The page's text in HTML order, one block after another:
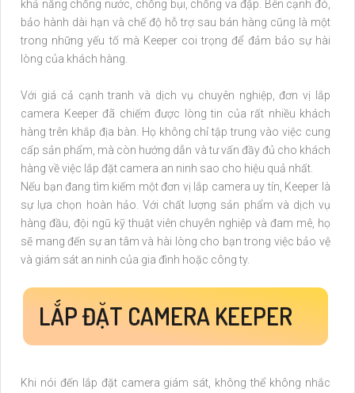
khả năng chống nước, chống bụi, chống va đập. Bên cạnh đó,
bảo hành dài hạn và chế độ hỗ trợ sau bán hàng cũng là một
trong những yếu tố mà Keeper coi trọng để đảm bảo sự hài
lòng của khách hàng.
Với giá cả cạnh tranh và dịch vụ chuyên nghiệp, đơn vị lắp
camera Keeper đã chiếm được lòng tin của rất nhiều khách
hàng trên khắp địa bàn. Họ không chỉ tập trung vào việc cung
cấp sản phẩm, mà còn hướng dẫn và tư vấn đầy đủ cho khách
hàng về việc lắp đặt camera an ninh sao cho hiệu quả nhất.
Nếu bạn đang tìm kiếm một đơn vị lắp camera uy tín, Keeper là
sự lựa chọn hoàn hảo. Với chất lượng sản phẩm và dịch vụ
hàng đầu, đội ngũ kỹ thuật viên chuyên nghiệp và đam mê, họ
sẽ mang đến sự an tâm và hài lòng cho bạn trong việc bảo vệ
và giám sát an ninh của gia đình hoặc công ty.
LẮP ĐẶT CAMERA KEEPER
Khi nói đến lắp đặt camera giám sát, không thể không nhắc